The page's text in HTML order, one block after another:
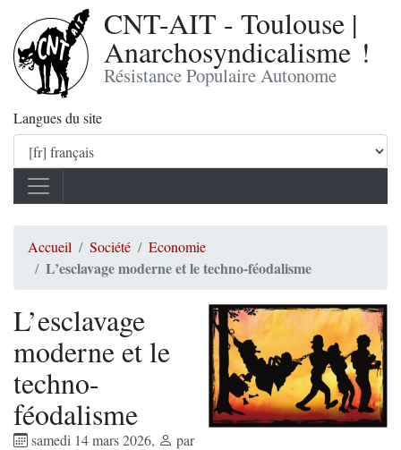
CNT-AIT - Toulouse |
Anarchosyndicalisme !
Résistance Populaire Autonome
Langues du site
Accueil Société Economie
L’esclavage moderne et le techno-féodalisme
L’esclavage
moderne et le
techno-
féodalisme
samedi 14 mars 2026,
par